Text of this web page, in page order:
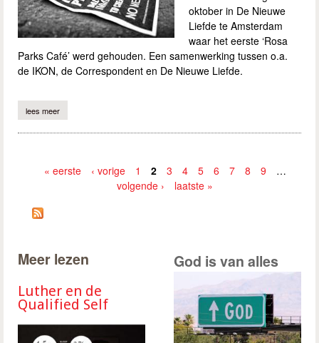
oktober in De Nieuwe
Liefde te Amsterdam
waar het eerste ‘Rosa
Parks Café’ werd gehouden. Een samenwerking tussen o.a.
de IKON, de Correspondent en De Nieuwe Liefde.
lees meer
« eerste ‹ vorige 1 2 3 4 5 6 7 8 9
…
volgende ›
laatste »
Meer lezen
Luther en de
Qualified Self
God is van alles